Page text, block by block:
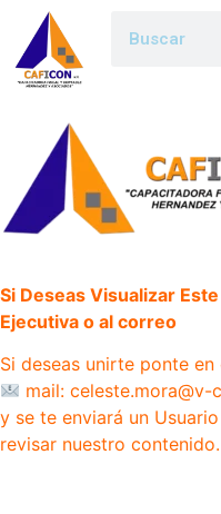
Si Deseas Visualizar
Ejecutiva o al correo
Si deseas unirte ponte
mail: celeste.mora@v-
y se te enviará un
revisar nuestro contenido.